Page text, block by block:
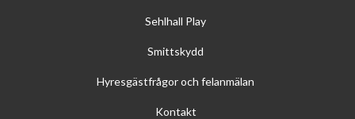
Sehlhall Play
Smittskydd
Hyresgästfrågor och felanmälan
Kontakt